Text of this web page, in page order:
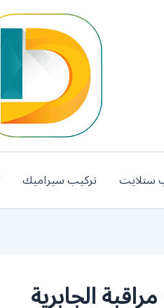
ستلايت تركيب سيراميك
الجابرية